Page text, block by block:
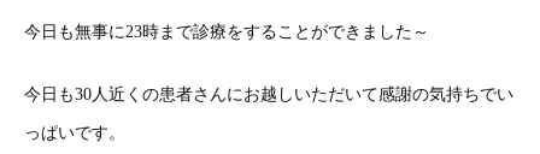
今日も無事に23時まで診療をすることができました～
今日も30人近くの患者さんにお越しいただいて感謝の気持ちでい
っぱいです。